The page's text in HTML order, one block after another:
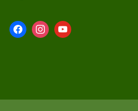
facebookinstagram
youtube